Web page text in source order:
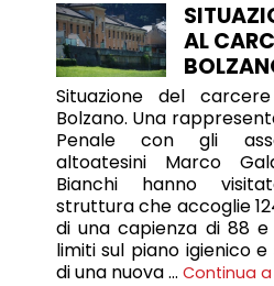
AL
Situazione del
Bolzano. Una
Penale con gli
altoatesini Marco
Bianchi hanno
struttura che accoglie
di una capienza di 88
limiti sul piano igienico
di una nuova … Continua